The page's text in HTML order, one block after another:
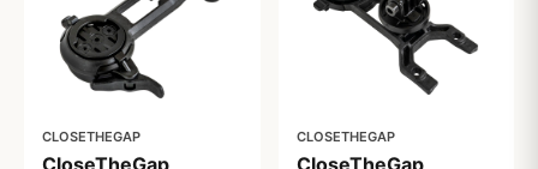
CLOSETHEGAP
CloseTheGap
CLOSETHEGAP
CloseTheGap